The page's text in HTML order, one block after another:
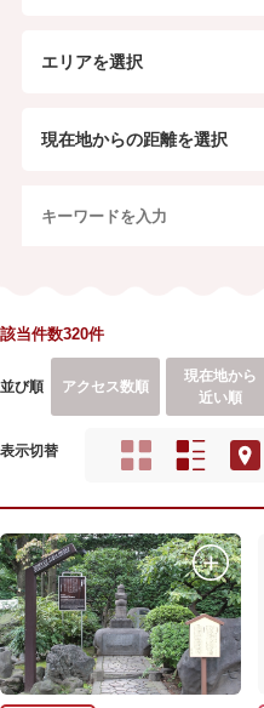
エリアを選択
現在地からの距離を選択
該当件数320件
並び順 アクセス数順
現在地から
近い順
表示切替